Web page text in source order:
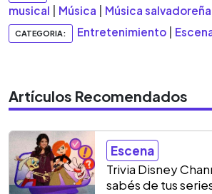
musical
Música Música salvadoreña
CATEGORIA: Entretenimiento
Artículos Recomendados
Escena
Trivia Disney
sabés de tus